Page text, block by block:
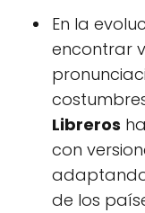
En la
encontrar
Libreros
con
de los